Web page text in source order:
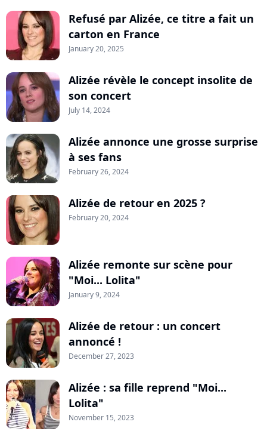
Refusé par Alizée, ce titre a fait un
carton en France
January 20, 2025
Alizée révèle le concept insolite de
son concert
July 14, 2024
Alizée annonce une grosse surprise
à ses fans
February 26, 2024
Alizée de retour en 2025 ?
February 20, 2024
Alizée remonte sur scène pour
"Moi... Lolita"
January 9, 2024
Alizée de retour : un concert
annoncé !
December 27, 2023
Alizée : sa fille reprend "Moi...
Lolita"
November 15, 2023